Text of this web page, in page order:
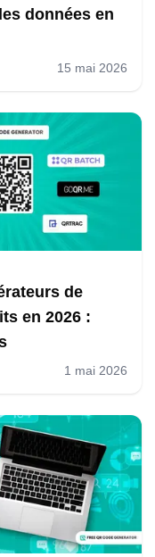
données en
15 mai 2026
de
en 2026 :
1 mai 2026